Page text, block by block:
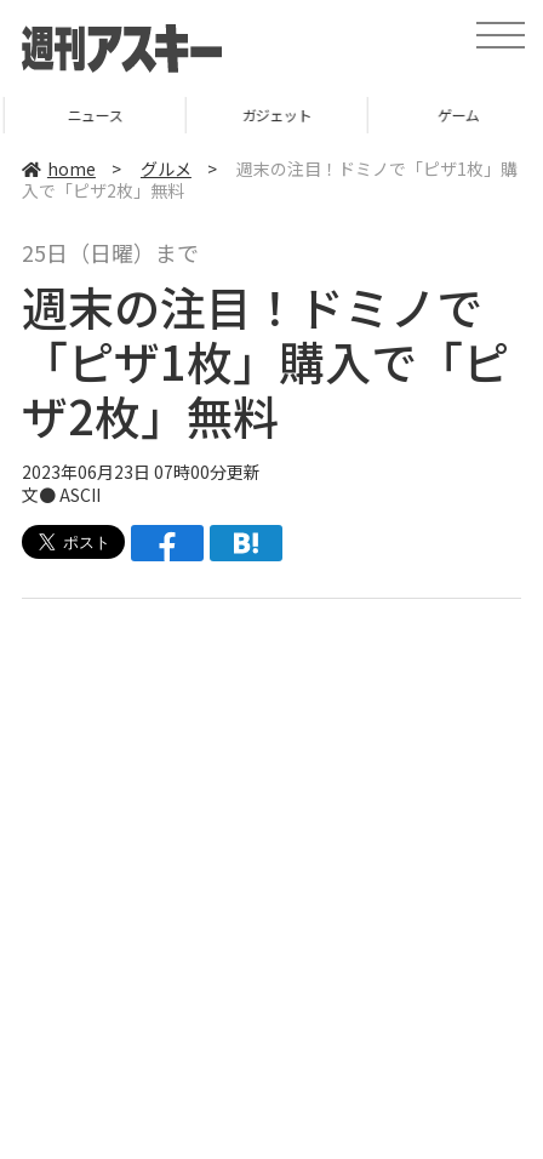
t
o
v
ニュース ガジェット ゲーム
home > グルメ >
週末の注目！ドミノで「ピザ1枚」購
入で「ピザ2枚」無料
25日（日曜）まで
週末の注目！ドミノで
「ピザ1枚」購入で「ピ
ザ2枚」無料
2023年06月23日 07時00分更新
文● ASCII